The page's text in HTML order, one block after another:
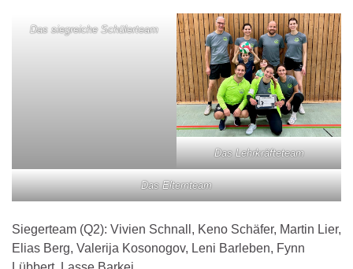
Das siegreiche Schülerteam
Das Lehrkräfteteam
Das Elternteam
Siegerteam (Q2): Vivien Schnall, Keno Schäfer, Martin Lier,
Elias Berg, Valerija Kosonogov, Leni Barleben, Fynn